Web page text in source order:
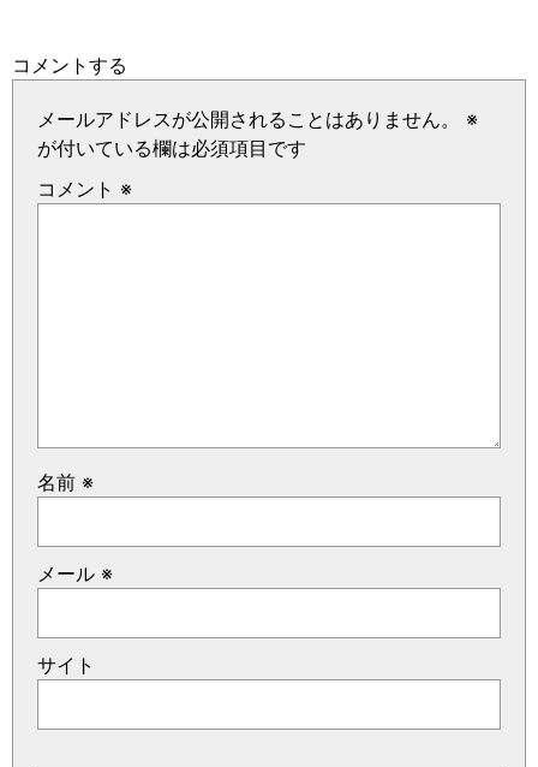
コメントする
メールアドレスが公開されることはありません。
※
が付いている欄は必須項目です
コメント ※
名前 ※
メール ※
サイト